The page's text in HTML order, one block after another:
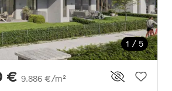
1 / 5
€ 9.886 €/m²